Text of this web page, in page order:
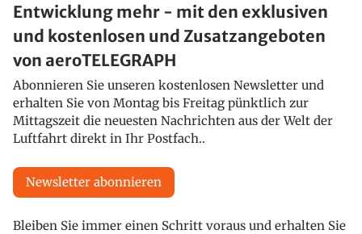
Entwicklung mehr - mit den exklusiven
und kostenlosen und Zusatzangeboten
von aeroTELEGRAPH
Abonnieren Sie unseren kostenlosen Newsletter und
erhalten Sie von Montag bis Freitag pünktlich zur
Mittagszeit die neuesten Nachrichten aus der Welt der
Luftfahrt direkt in Ihr Postfach..
Newsletter abonnieren
Bleiben Sie immer einen Schritt voraus und erhalten Sie